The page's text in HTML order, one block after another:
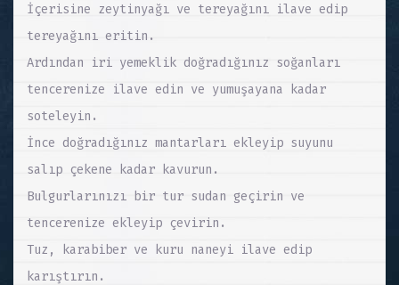
İçerisine zeytinyağı ve tereyağını ilave edip
tereyağını eritin.
Ardından iri yemeklik doğradığınız soğanları
tencerenize ilave edin ve yumuşayana kadar
soteleyin.
İnce doğradığınız mantarları ekleyip suyunu
salıp çekene kadar kavurun.
Bulgurlarınızı bir tur sudan geçirin ve
tencerenize ekleyip çevirin.
Tuz, karabiber ve kuru naneyi ilave edip
karıştırın.